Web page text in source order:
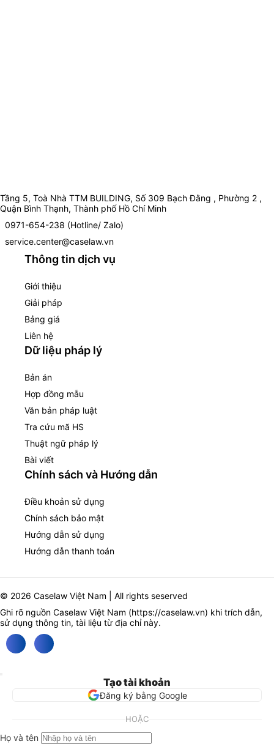
Tầng 5, Toà Nhà TTM BUILDING, Số 309 Bạch Đằng , Phường 2 ,
Quận Bình Thạnh, Thành phố Hồ Chí Minh
0971-654-238 (Hotline/ Zalo)
service.center@caselaw.vn
Thông tin dịch vụ
Giới thiệu
Giải pháp
Bảng giá
Liên hệ
Dữ liệu pháp lý
Bản án
Hợp đồng mẫu
Văn bản pháp luật
Tra cứu mã HS
Thuật ngữ pháp lý
Bài viết
Chính sách và Hướng dẫn
Điều khoản sử dụng
Chính sách bảo mật
Hướng dẫn sử dụng
Hướng dẫn thanh toán
© 2026 Caselaw Việt Nam | All rights seserved
Ghi rõ nguồn Caselaw Việt Nam (https://caselaw.vn) khi trích dẫn,
sử dụng thông tin, tài liệu từ địa chỉ này.
Tạo tài khoản
Đăng ký bằng Google
HOẶC
Họ và tên